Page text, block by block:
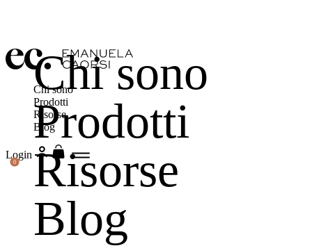
Chi sono
Prodotti
Risorse
Blog
Login
0
Chi sono
Prodotti
Risorse
Blog